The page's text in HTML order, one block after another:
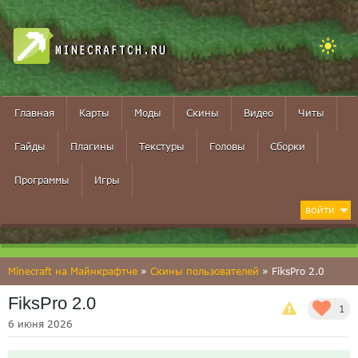
MINECRAFTCH.RU
Главная Карты Моды Скины Видео Читы
Гайды Плагины Текстуры Головы Сборки
Программы Игры
ВОЙТИ
Minecraft на Майнкрафтче » Скины пользователей » FiksPro 2.0
1
FiksPro 2.0
6 июня 2026